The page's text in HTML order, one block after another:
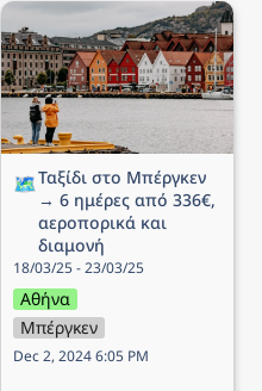
Ταξίδι στo Μπέργκεν → 6
ημέρες από 336€,
αεροπορικά και διαμονή
🗺️Ταξίδι στo Μπέργκεν
→ 6 ημέρες από 336€,
αεροπορικά και
διαμονή
18/03/25 - 23/03/25
Αθήνα
Μπέργκεν
Dec 2, 2024 6:05 PM